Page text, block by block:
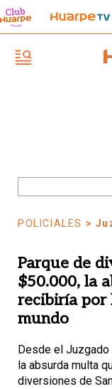
POLICIALES >
Parque de
$50.000, la
recibiría por
mundo
Desde el Juzgado
la absurda multa
diversiones de